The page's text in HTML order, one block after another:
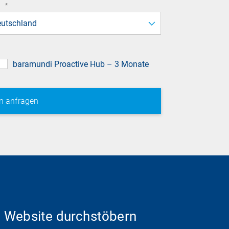
*
baramundi Proactive Hub – 3 Monate
Website durchstöbern